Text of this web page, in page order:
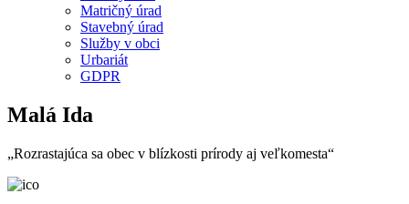
Matričný úrad
Stavebný úrad
Služby v obci
Urbariát
GDPR
Malá Ida
„Rozrastajúca sa obec v blízkosti prírody aj veľkomesta“